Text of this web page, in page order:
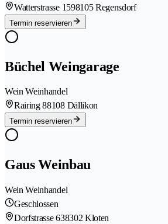
Watterstrasse 1598105 Regensdorf
Termin reservieren
Büchel Weingarage
Wein Weinhandel
Rairing 88108 Dällikon
Termin reservieren
Gaus Weinbau
Wein Weinhandel
Geschlossen
Dorfstrasse 638302 Kloten